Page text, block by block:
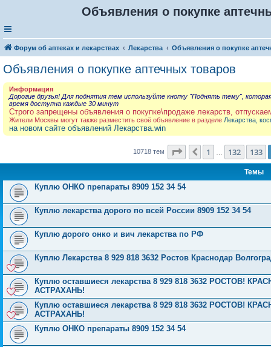
Объявления о покупке
Форум об аптеках и лекарствах Лекарства Объявления о покупке
Объявления о покупке аптечных товаров
Информация
Дорогие друзья! Для поднятия тем используйте кнопку "Поднять тему",
время доступна каждые 30 минут
Строго запрещены объявления о покупке\продаже лекарств,
Жители Москвы могут также разместить своё объявление в разделе Лекарства,
на новом сайте объявлений Лекарства.win
10718 тем Страница 134из 429
Пред.
1 132 133
Темы
Куплю ОНКО препараты 8909 152 34 54
Куплю лекарства дорого по всей России 8909 152 34 54
Куплю дорого онко и вич лекарства по РФ
Куплю Лекарства 8 929 818 3632 Ростов Краснодар
Куплю оставшиеся лекарства 8 929 818 3632 РОСТОВ!
АСТРАХАНЬ!
Куплю оставшиеся лекарства 8 929 818 3632 РОСТОВ!
АСТРАХАНЬ!
Куплю ОНКО препараты 8909 152 34 54